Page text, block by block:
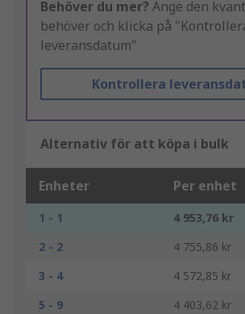
Behöver du mer? Ange den
behöver och klicka på
leveransdatum"
Kontrollera
Alternativ för att köpa i bulk
Enheter Per enhet
1 - 1
4 953,76 kr
2 - 2
4 755,86 kr
3 - 4
4 572,85 kr
5 - 9
4 403,62 kr